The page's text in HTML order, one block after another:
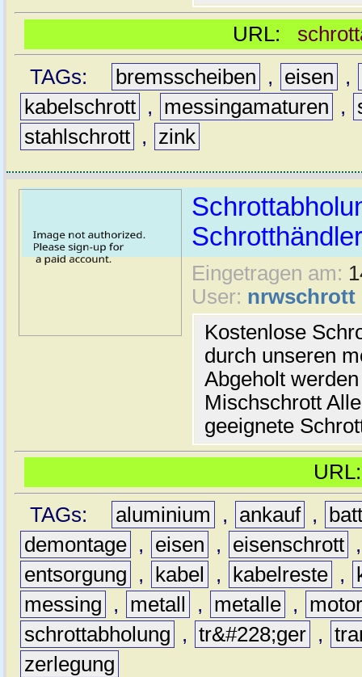
URL:
TAGs:
bremsscheiben , eisen
,
kabelschrott , messingamaturen ,
stahlschrott , zink
Eingetragen am:
User: nrwschrott
Kostenlose
durch unseren
Abgeholt
Mischschrott
geeignete
TAGs:
aluminium , ankauf ,
demontage , eisen , eisenschrott
entsorgung
, kabel , kabelreste ,
messing
, metall , metalle ,
schrottabholung
, tr&#228;ger ,
zerlegung